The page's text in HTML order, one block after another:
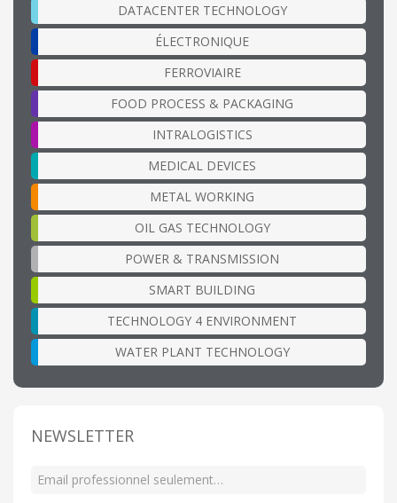
DATACENTER TECHNOLOGY
ÉLECTRONIQUE
FERROVIAIRE
FOOD PROCESS & PACKAGING
INTRALOGISTICS
MEDICAL DEVICES
METAL WORKING
OIL GAS TECHNOLOGY
POWER & TRANSMISSION
SMART BUILDING
TECHNOLOGY 4 ENVIRONMENT
WATER PLANT TECHNOLOGY
NEWSLETTER